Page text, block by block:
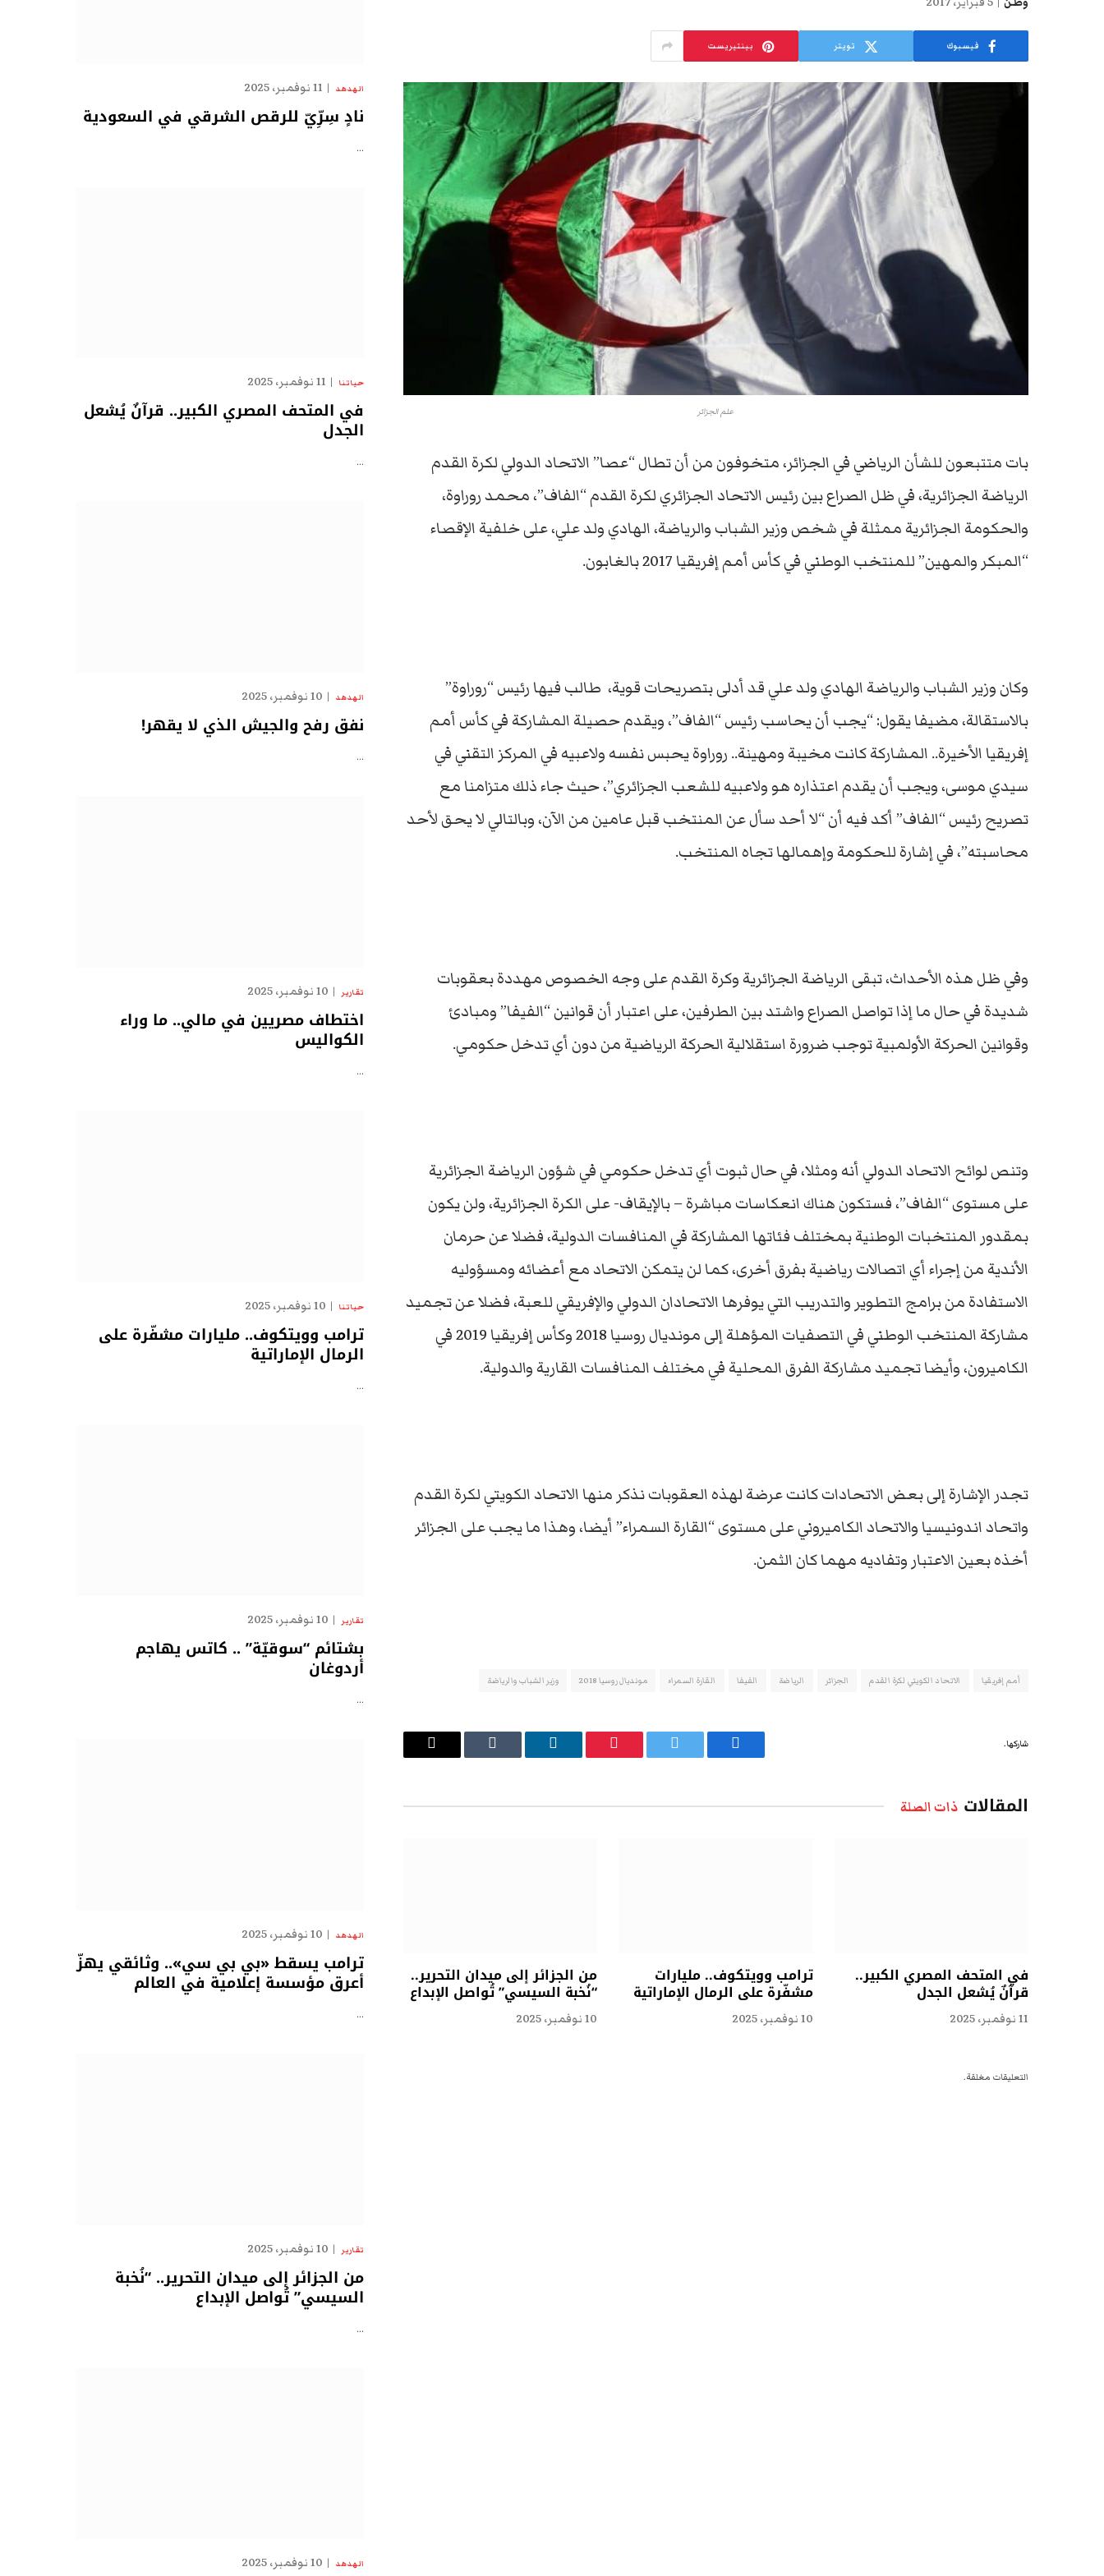
فيسبوك تويتر بينتيريست
علم الجزائر
بات متتبعون للشأن الرياضي في الجزائر، متخوفون من أن تطال “عصا” الاتحاد الدولي لكرة القدم
الرياضة الجزائرية، في ظل الصراع بين رئيس الاتحاد الجزائري لكرة القدم “الفاف”، محمد روراوة،
والحكومة الجزائرية ممثلة في شخص وزير الشباب والرياضة، الهادي ولد علي، على خلفية الإقصاء
“المبكر والمهين” للمنتخب الوطني في كأس أمم إفريقيا 2017 بالغابون.
وكان وزير الشباب والرياضة الهادي ولد علي قد أدلى بتصريحات قوية، طالب فيها رئيس “روراوة”
بالاستقالة، مضيفا يقول: “يجب أن يحاسب رئيس “الفاف”، ويقدم حصيلة المشاركة في كأس أمم
إفريقيا الأخيرة.. المشاركة كانت مخيبة ومهينة.. روراوة يحبس نفسه ولاعبيه في المركز التقني في
سيدي موسى، ويجب أن يقدم اعتذاره هو ولاعبيه للشعب الجزائري”، حيث جاء ذلك متزامنا مع
تصريح رئيس “الفاف” أكد فيه أن “لا أحد سأل عن المنتخب قبل عامين من الآن، وبالتالي لا يحق لأحد
محاسبته”، في إشارة للحكومة وإهمالها تجاه المنتخب.
وفي ظل هذه الأحداث، تبقى الرياضة الجزائرية وكرة القدم على وجه الخصوص مهددة بعقوبات
شديدة في حال ما إذا تواصل الصراع واشتد بين الطرفين، على اعتبار أن قوانين “الفيفا” ومبادئ
وقوانين الحركة الأولمبية توجب ضرورة استقلالية الحركة الرياضية من دون أي تدخل حكومي.
وتنص لوائح الاتحاد الدولي أنه ومثلا، في حال ثبوت أي تدخل حكومي في شؤون الرياضة الجزائرية
على مستوى “الفاف”، فستكون هناك انعكاسات مباشرة – بالإيقاف- على الكرة الجزائرية، ولن يكون
بمقدور المنتخبات الوطنية بمختلف فئاتها المشاركة في المنافسات الدولية، فضلا عن حرمان
الأندية من إجراء أي اتصالات رياضية بفرق أخرى، كما لن يتمكن الاتحاد مع أعضائه ومسؤوليه
الاستفادة من برامج التطوير والتدريب التي يوفرها الاتحادان الدولي والإفريقي للعبة، فضلا عن تجميد
مشاركة المنتخب الوطني في التصفيات المؤهلة إلى مونديال روسيا 2018 وكأس إفريقيا 2019 في
الكاميرون، وأيضا تجميد مشاركة الفرق المحلية في مختلف المنافسات القارية والدولية.
تجدر الإشارة إلى بعض الاتحادات كانت عرضة لهذه العقوبات نذكر منها الاتحاد الكويتي لكرة القدم
واتحاد اندونيسيا والاتحاد الكاميروني على مستوى “القارة السمراء” أيضا، وهذا ما يجب على الجزائر
أخذه بعين الاعتبار وتفاديه مهما كان الثمن.
أمم إفريقيا الاتحاد الكويتي لكرة القدم الجزائر الرياضة الفيفا القارة السمراء مونديال روسيا 2018 وزير الشباب والرياضة
شاركها.
فيسبوك تويتر بينتيريست لينكدإن Tumblr
البريد
المقالات ذات الصلة
في المتحف المصري الكبير..
قرآنٌ يُشعل الجدل
11 نوفمبر، 2025
ترامب وويتكوف.. مليارات
مشفّرة على الرمال الإماراتية
10 نوفمبر، 2025
من الجزائر إلى ميدان التحرير..
“نُخبة السيسي” تُواصل الإبداع
10 نوفمبر، 2025
التعليقات مغلقة.
الهدهد 11 نوفمبر، 2025
نادٍ سِرِّيّ للرقص الشرقي في السعودية
…
حياتنا 11 نوفمبر، 2025
في المتحف المصري الكبير.. قرآنٌ يُشعل
الجدل
…
الهدهد 10 نوفمبر، 2025
نفق رفح والجيش الذي لا يقهر!
…
تقارير 10 نوفمبر، 2025
اختطاف مصريين في مالي.. ما وراء
الكواليس
…
حياتنا 10 نوفمبر، 2025
ترامب وويتكوف.. مليارات مشفّرة على
الرمال الإماراتية
…
تقارير 10 نوفمبر، 2025
بشتائم “سوقيّة” .. كاتس يهاجم
أردوغان
…
الهدهد 10 نوفمبر، 2025
ترامب يسقط «بي بي سي».. وثائقي يهزّ
أعرق مؤسسة إعلامية في العالم
…
تقارير 10 نوفمبر، 2025
من الجزائر إلى ميدان التحرير.. “نُخبة
السيسي” تُواصل الإبداع
…
الهدهد 10 نوفمبر، 2025